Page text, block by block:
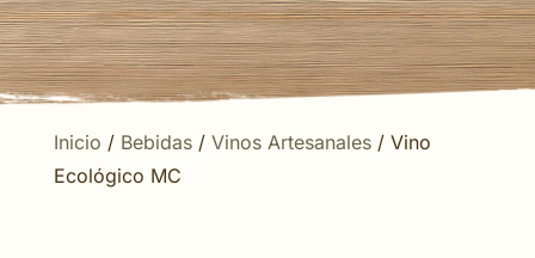
Inicio / Bebidas/ Vinos Artesanales/ Vino
Ecológico MC